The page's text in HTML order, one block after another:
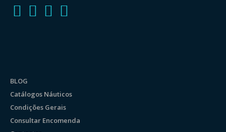
BLOG
Catálogos Náuticos
Condições Gerais
Consultar Encomenda